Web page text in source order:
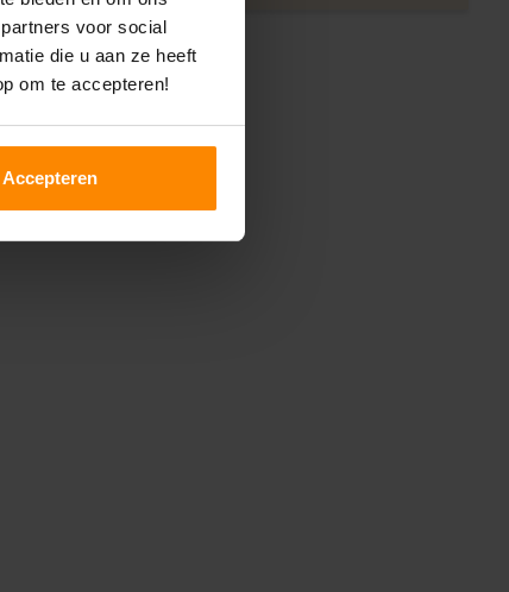
voor social
die u aan ze heeft
om te accepteren!
Accepteren